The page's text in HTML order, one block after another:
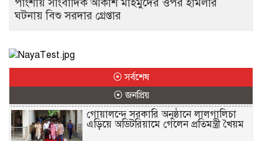
পাংশায় সাংবাদিক আকাশ মাহমুদের ওপর হামলার
ঘটনায় বিশু সরদার গ্রেপ্তার
⦿ সর্বশেষ
⦿ জনপ্রিয়
গোয়ালন্দে সরকারি অনুষ্ঠানে লালগালিচা
এড়িয়ে অডিটরিয়ামে গেলেন প্রতিমন্ত্রী খৈয়ম